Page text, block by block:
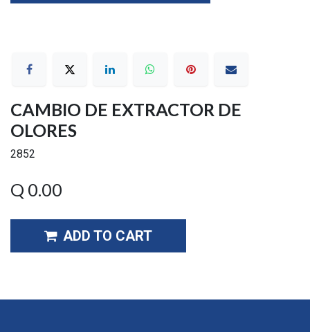
CAMBIO DE EXTRACTOR DE
OLORES
2852
Q 0.00
ADD TO CART